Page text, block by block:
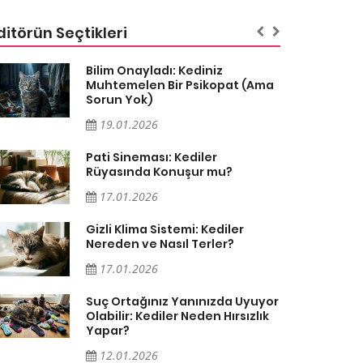
Seçtikleri
Bilim Onayladı: Kediniz
Muhtemelen Bir Psikopat (Ama
Sorun Yok)
19.01.2026
Pati Sineması: Kediler
Rüyasında Konuşur mu?
17.01.2026
Gizli Klima Sistemi: Kediler
Nereden ve Nasıl Terler?
17.01.2026
Suç Ortağınız Yanınızda Uyuyor
Olabilir: Kediler Neden Hırsızlık
Yapar?
12.01.2026